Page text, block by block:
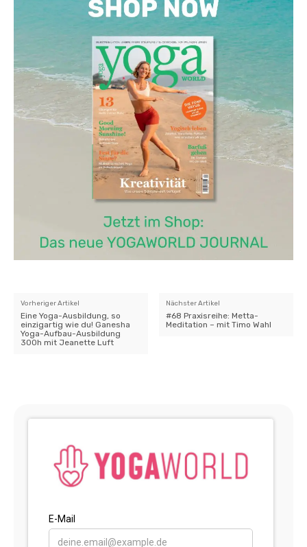
Vorheriger Artikel
Eine Yoga-Ausbildung, so
einzigartig wie du! Ganesha
Yoga-Aufbau-Ausbildung
300h mit Jeanette Luft
Nächster Artikel
#68 Praxisreihe: Metta-
Meditation – mit Timo Wahl